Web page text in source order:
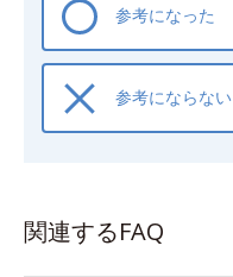
参考になった
参考にならない
関連するFAQ